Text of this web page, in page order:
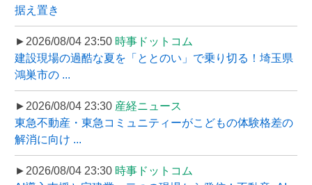
据え置き
►2026/08/04 23:50 時事ドットコム
建設現場の過酷な夏を「ととのい」で乗り切る！埼玉県
鴻巣市の ...
►2026/08/04 23:30 産経ニュース
東急不動産・東急コミュニティーがこどもの体験格差の
解消に向け ...
►2026/08/04 23:30 時事ドットコム